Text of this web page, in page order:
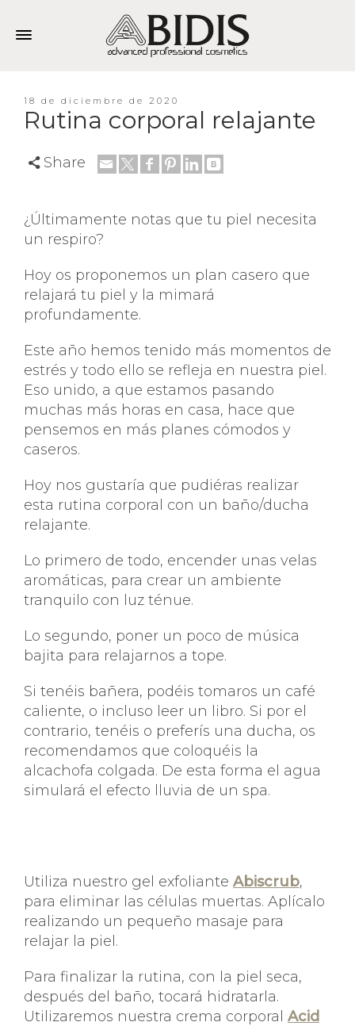
18 de diciembre de 2020
Rutina corporal relajante
Share
¿Últimamente notas que tu piel necesita
un respiro?
Hoy os proponemos un plan casero que
relajará tu piel y la mimará
profundamente.
Este año hemos tenido más momentos de
estrés y todo ello se refleja en nuestra piel.
Eso unido, a que estamos pasando
muchas más horas en casa, hace que
pensemos en más planes cómodos y
caseros.
Hoy nos gustaría que pudiéras realizar
esta rutina corporal con un baño/ducha
relajante.
Lo primero de todo, encender unas velas
aromáticas, para crear un ambiente
tranquilo con luz ténue.
Lo segundo, poner un poco de música
bajita para relajarnos a tope.
Si tenéis bañera, podéis tomaros un café
caliente, o incluso leer un libro. Si por el
contrario, tenéis o preferís una ducha, os
recomendamos que coloquéis la
alcachofa colgada. De esta forma el agua
simulará el efecto lluvia de un spa.
Utiliza nuestro gel exfoliante Abiscrub,
para eliminar las células muertas. Aplícalo
realizando un pequeño masaje para
relajar la piel.
Para finalizar la rutina, con la piel seca,
después del baño, tocará hidratarla.
Utilizaremos nuestra crema corporal Acid